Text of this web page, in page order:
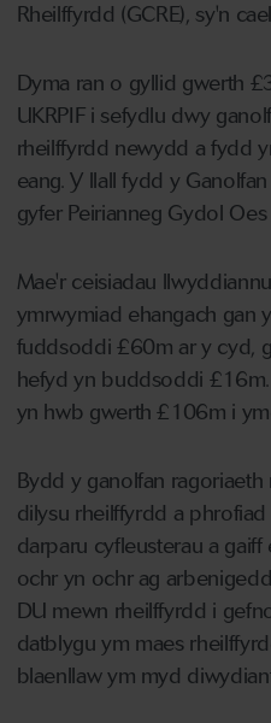
Rheilffyrdd (GCRE), sy'n
Dyma ran o gyllid gwerth
UKRPIF i sefydlu dwy
rheilffyrdd newydd a fydd
eang. Y llall fydd y
gyfer Peirianneg Gydol
Mae'r ceisiadau
ymrwymiad ehangach gan
fuddsoddi £60m ar y cyd,
hefyd yn buddsoddi
yn hwb gwerth £106m i
Bydd y ganolfan
dilysu rheilffyrdd a
darparu cyfleusterau a
ochr yn ochr ag
DU mewn rheilffyrdd i
datblygu ym maes
blaenllaw ym myd